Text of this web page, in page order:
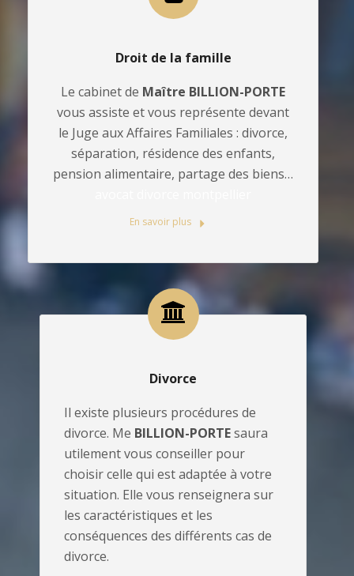
Droit de la famille
Le cabinet de Maître BILLION-PORTE
vous assiste et vous représente devant
le Juge aux Affaires Familiales : divorce,
séparation, résidence des enfants,
pension alimentaire, partage des biens…
En savoir plus
Divorce
Il existe plusieurs procédures de
divorce. Me BILLION-PORTEsaura
utilement vous conseiller pour
choisir celle qui est adaptée à votre
situation. Elle vous renseignera sur
les caractéristiques et les
conséquences des différents cas de
divorce.